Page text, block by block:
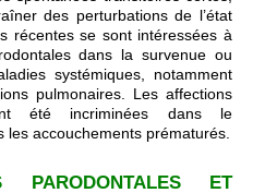
des perturbations de l’état
récentes se sont intéressées à
dans la survenue ou
systémiques, notamment
pulmonaires. Les affections
été incriminées dans le
les accouchements prématurés.
PARODONTALES ET